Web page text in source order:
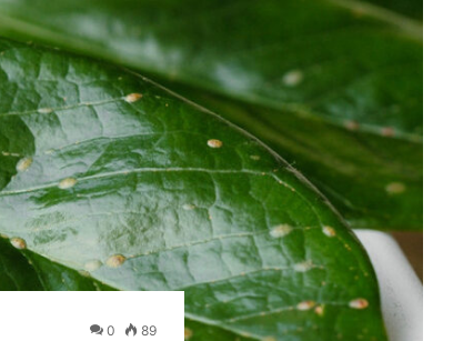
0 89
Ремонт очистителя воздуха
Dyson: восстановление
эффективности устройства